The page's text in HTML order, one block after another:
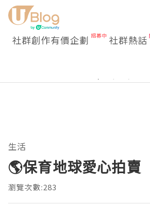
社群創作有價企劃 社群熱話
生活
🌎保育地球愛心拍賣
瀏覽次數:283